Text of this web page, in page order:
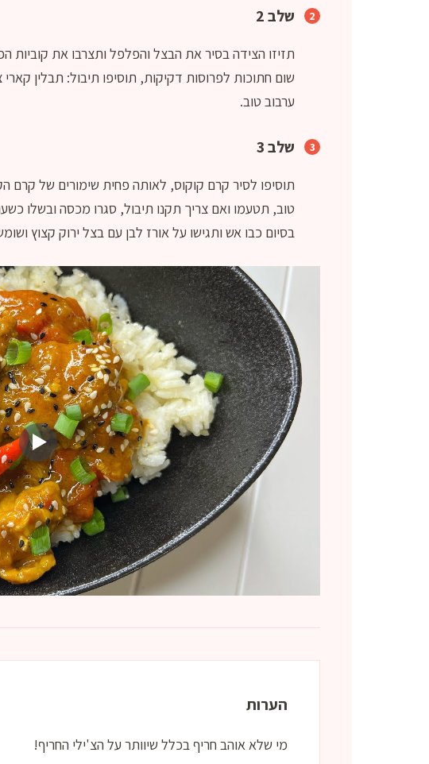
שלב 2
שום חתוכות לפרוסות דקיקות, תוסיפו תיבול: תבלין
ערבוב טוב.
שלב 3
תוסיפו לסיר קרם קוקוס, לאותה פחית שימורים של קרם
טוב, תטעמו ואם צריך תקנו תיבול, סגרו מכסה ובשלו
בסיום כבו אש ותגישו על אורז לבן עם בצל ירוק קצוץ
הערות
מי שלא אוהב חריף בכלל שיוותר על הצ'ילי החריף!